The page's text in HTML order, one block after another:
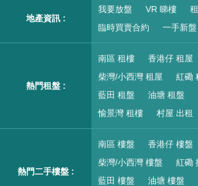
地產資訊 :
我要放盤 VR 睇樓
臨時買賣合約
一手新盤
熱門租盤 :
南區 租樓 香港仔 租屋
柴灣/小西灣 租屋
紅磡
藍田 租盤
油塘 租盤
愉景灣 租樓
村屋 出租
熱門二手樓盤 :
南區 樓盤 香港仔 樓盤
柴灣/小西灣 樓盤
紅磡
藍田 樓盤
油塘 樓盤